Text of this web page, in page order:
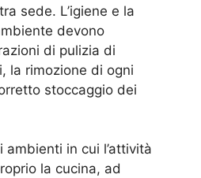
sede. L’igiene e la
devono
di pulizia di
la rimozione di ogni
stoccaggio dei
in cui l’attività
la cucina, ad